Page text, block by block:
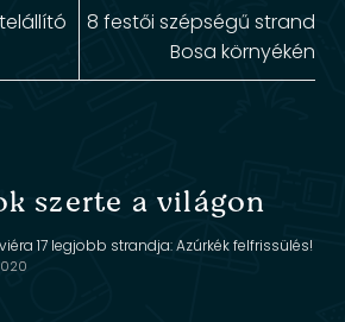
8 festői szépségű strand
Bosa környékén
szerte a világon
17 legjobb strandja: Azúrkék felfrissülés!